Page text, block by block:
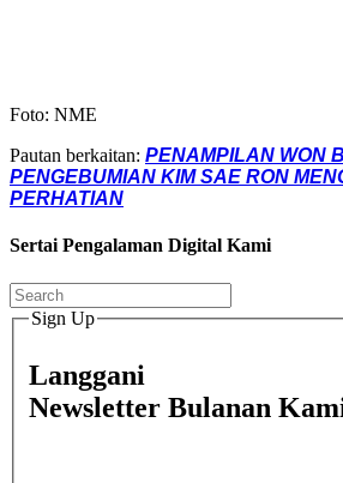
Foto: NME
Pautan berkaitan: PENAMPILAN WON
PENGEBUMIAN KIM SAE RON
PERHATIAN
Sertai Pengalaman Digital Kami
Sign Up
Langgani
Newsletter Bulanan